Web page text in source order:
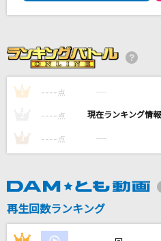
Ki・mi・ni・mu・chu
EXILE
TATTOO
Official髭男dism
DAMの新曲・ラ
1 ---- 点 ----
---- 点 ----
3 ---- 点 ----
再生回数ランキング